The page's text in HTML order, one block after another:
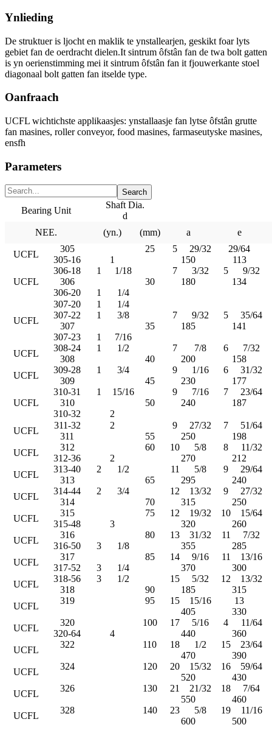
Ynlieding
De struktuer is ljocht en maklik te ynstallearjen, geskikt foar lyts
gebiet fan de oerdracht dielen.It sintrum ôfstân fan de twa bolt gatten
is yn oerienstimming mei it sintrum ôfstân fan it fjouwerkante stoel
diagonaal bolt gatten fan itselde type.
Oanfraach
UCFL wichtichste applikaasjes: ynstallaasje fan lytse ôfstân grutte
fan masines, roller conveyor, food masines, farmaseutyske masines,
ensfh
Parameters
Bearing Unit
Shaft Dia.
d
NEE.
(yn.) (mm) a e
UCFL
305 25 5 29/32
29/64
305-16
1 150 113
UCFL
306-18 1 1/18 7 3/32 5
9/32
306
30 180
134
306-20
1 1/4
UCFL
307-20 1
1/4
307-22
1 3/8 7 9/32 5
35/64
307
35 185
141
307-23
1
7/16
UCFL
308-24 1 1/2 7 7/8 6
7/32
308
40 200
158
UCFL
309-28 1 3/4 9 1/16 6
31/32
309
45 230 177
UCFL
310-31 1 15/16 9 7/16 7
23/64
310
50 240
187
310-32
2
UCFL
311-32 2 9 27/32 7
51/64
311
55 250
198
UCFL
312 60 10 5/8 8
11/32
312-36
2 270
212
UCFL
313-40 2 1/2 11 5/8 9
29/64
313
65 295
240
UCFL
314-44 2 3/4 12 13/32 9
27/32
314
70 315
250
UCFL
315 75 12 19/32 10
15/64
315-48
3 320
260
UCFL
316 80 13 31/32 11
7/32
316-50
3 1/8 355
285
UCFL
317 85 14 9/16 11
13/16
317-52
3 1/4 370
300
UCFL
318-56 3 1/2 15 5/32 12
13/32
318
90 185
315
UCFL
319 95 15 15/16
13
405
330
UCFL
320 100 17 5/16 4
11/64
320-64
4 440
360
UCFL
322 110 18 1/2 15
23/64
470
390
UCFL
324 120 20 15/32 16
59/64
520
430
UCFL
326 130 21 21/32 18
7/64
550
460
UCFL
328 140 23 5/8 19
11/16
600
500